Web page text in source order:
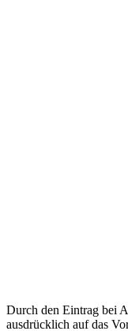
Durch den Eintrag bei
ausdrücklich auf das